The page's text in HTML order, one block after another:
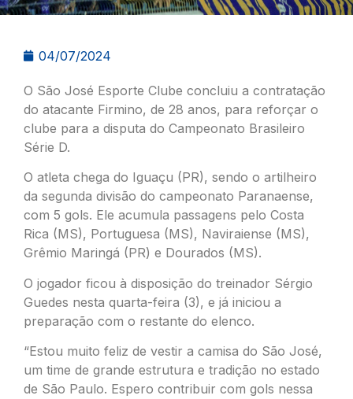
04/07/2024
O São José Esporte Clube concluiu a contratação
do atacante Firmino, de 28 anos, para reforçar o
clube para a disputa do Campeonato Brasileiro
Série D.
O atleta chega do Iguaçu (PR), sendo o artilheiro
da segunda divisão do campeonato Paranaense,
com 5 gols. Ele acumula passagens pelo Costa
Rica (MS), Portuguesa (MS), Naviraiense (MS),
Grêmio Maringá (PR) e Dourados (MS).
O jogador ficou à disposição do treinador Sérgio
Guedes nesta quarta-feira (3), e já iniciou a
preparação com o restante do elenco.
“Estou muito feliz de vestir a camisa do São José,
um time de grande estrutura e tradição no estado
de São Paulo. Espero contribuir com gols nessa